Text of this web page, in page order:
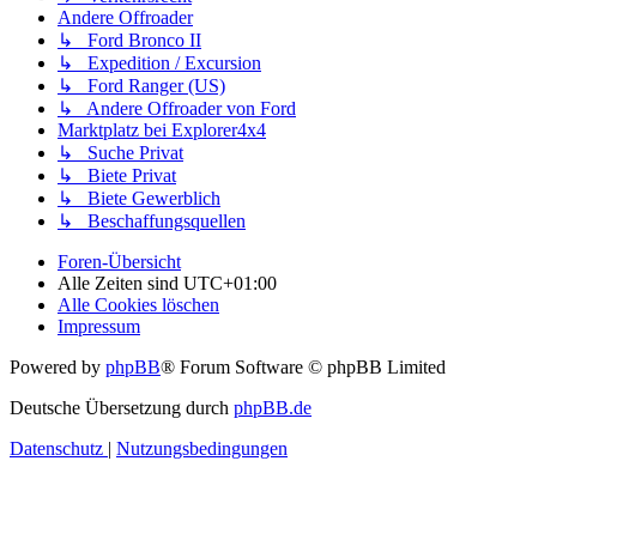
Andere Offroader
↳ Ford Bronco II
↳ Expedition / Excursion
↳ Ford Ranger (US)
↳ Andere Offroader von Ford
Marktplatz bei Explorer4x4
↳ Suche Privat
↳ Biete Privat
↳ Biete Gewerblich
↳ Beschaffungsquellen
Foren-Übersicht
Alle Zeiten sind UTC+01:00
Alle Cookies löschen
Impressum
Powered by phpBB® Forum Software © phpBB Limited
Deutsche Übersetzung durch phpBB.de
Datenschutz | Nutzungsbedingungen